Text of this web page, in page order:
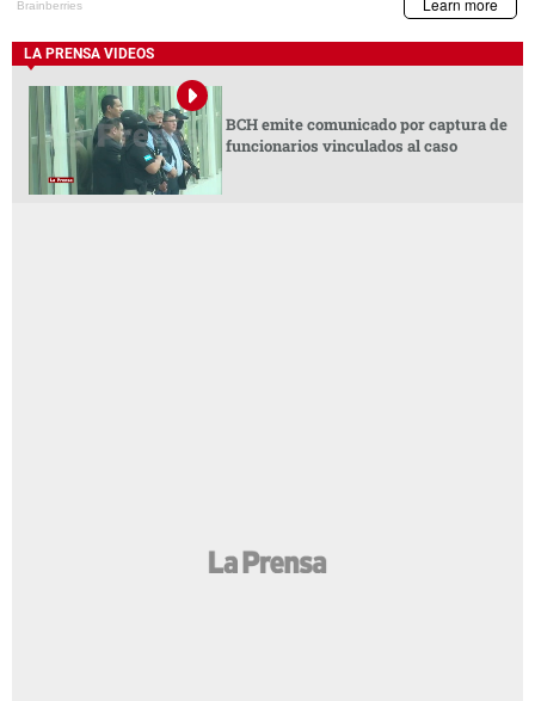
LA PRENSA VIDEOS
BCH emite comunicado por captura de
funcionarios vinculados al caso